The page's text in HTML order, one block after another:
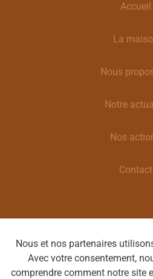
Accueil
La
Nous
Notre
Nos
Contact
Clause de non-
Nous et nos partenaires
Avec votre consentement,
comprendre comment notre site